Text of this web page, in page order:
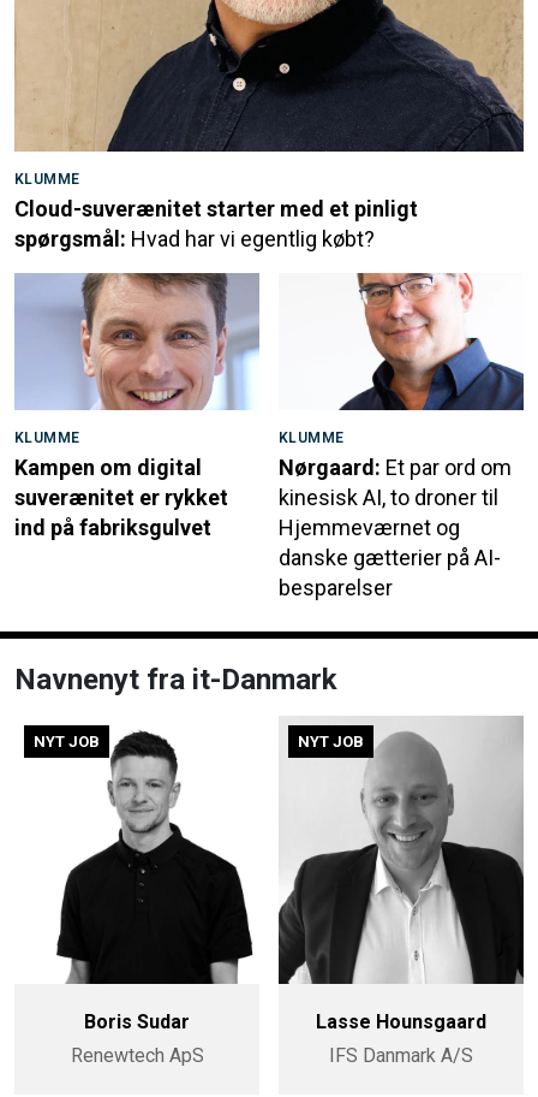
KLUMME
Cloud-suverænitet starter med et pinligt
spørgsmål: Hvad har vi egentlig købt?
KLUMME
Kampen om digital
suverænitet er rykket
ind på fabriksgulvet
KLUMME
Nørgaard: Et par ord om
kinesisk AI, to droner til
Hjemmeværnet og
danske gætterier på AI-
besparelser
Navnenyt fra it-Danmark
NYT JOB
Boris Sudar
Renewtech ApS
NYT JOB
Lasse Hounsgaard
IFS Danmark A/S